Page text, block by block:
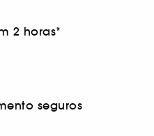
2 horas*
seguros